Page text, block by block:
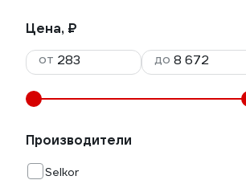
Цена, ₽
от
до
Производители
Selkor